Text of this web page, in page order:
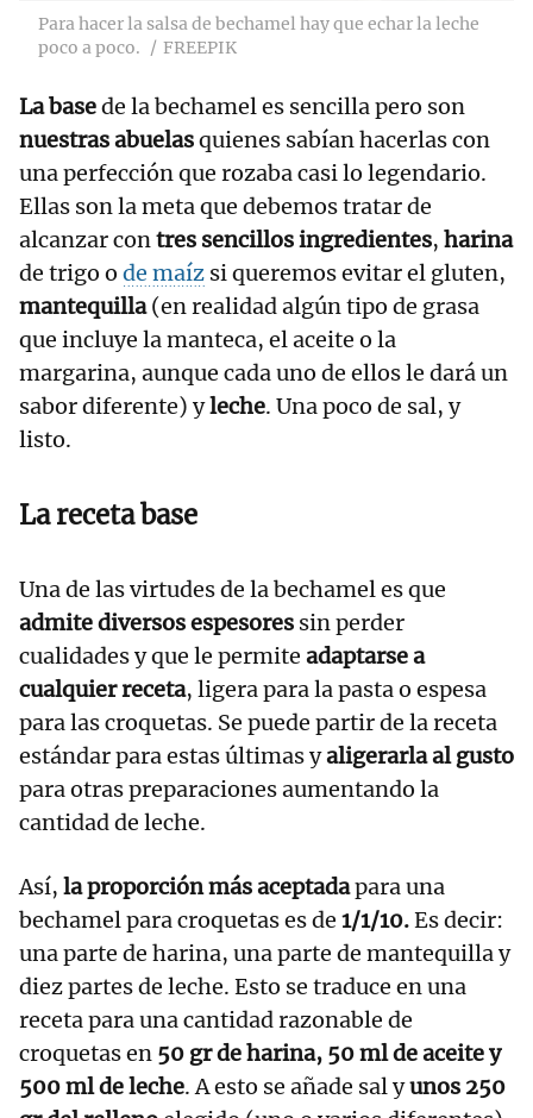
Para hacer la salsa de bechamel hay que echar la leche
poco a poco.
FREEPIK
La basede la bechameles sencilla pero son
nuestras abuelasquienes sabían hacerlas con
una perfección que rozaba casi lo legendario.
Ellas son la meta que debemos tratar de
alcanzar contres sencillos ingredientes, harina
de trigo o de maíz si queremos evitar el gluten,
mantequilla(en realidad algún tipo de grasa
que incluye la manteca, el aceite o la
margarina, aunque cada uno de ellos le dará un
sabor diferente) yleche. Una poco de sal, y
listo.
La receta base
Una de las virtudes de la bechamel es que
admite diversos espesores sin perder
cualidades y que le permite adaptarse a
cualquier receta, ligera para la pasta o espesa
para las croquetas. Se puede partir de la receta
estándar para estas últimas yaligerarla al gusto
para otras preparaciones aumentando la
cantidad de leche.
Así, la proporción más aceptadapara una
bechamel para croquetas es de 1/1/10.Es decir:
una parte de harina, una parte de mantequilla y
diez partes de leche. Esto se traduce en una
receta para una cantidad razonable de
croquetas en 50 gr de harina, 50 ml de aceite y
500 ml de leche. A esto se añade sal yunos 250